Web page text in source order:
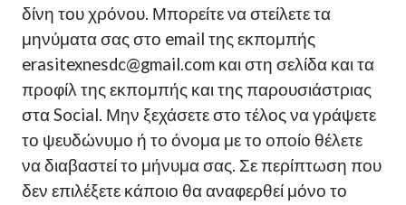
δίνη του χρόνου. Μπορείτε να στείλετε τα
μηνύματα σας στο email της εκπομπής
erasitexnesdc@gmail.com και στη σελίδα και τα
προφίλ της εκπομπής και της παρουσιάστριας
στα Social. Μην ξεχάσετε στο τέλος να γράψετε
το ψευδώνυμο ή το όνομα με το οποίο θέλετε
να διαβαστεί το μήνυμα σας. Σε περίπτωση που
δεν επιλέξετε κάποιο θα αναφερθεί μόνο το